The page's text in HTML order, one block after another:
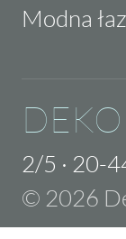
Modna
2/5 · 20-
© 2026